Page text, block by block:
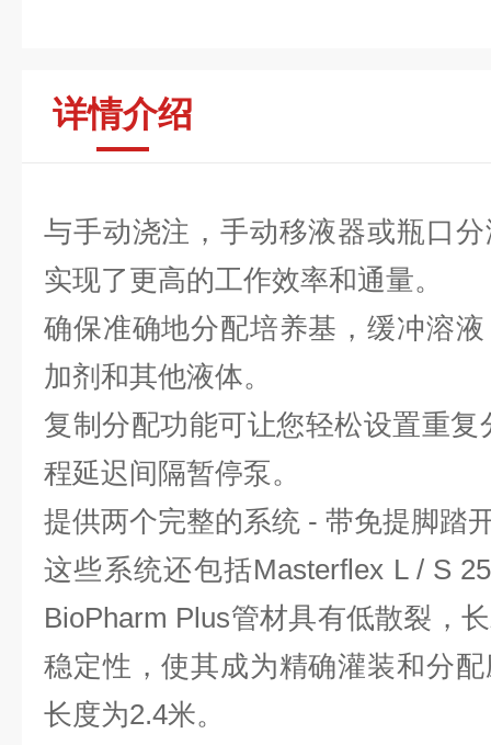
详情介绍
与手动浇注，手动移液器或瓶口
实现了更高的工作效率和通量。
确保准确地分配培养基，缓冲溶
加剂和其他液体。
复制分配功能可让您轻松设置重
程延迟间隔暂停泵。
提供两个完整的系统 - 带免提脚踏
这些系统还包括Masterflex L / S
BioPharm Plus管材具有低散裂，
稳定性，使其成为精确灌装和分
长度为2.4米。